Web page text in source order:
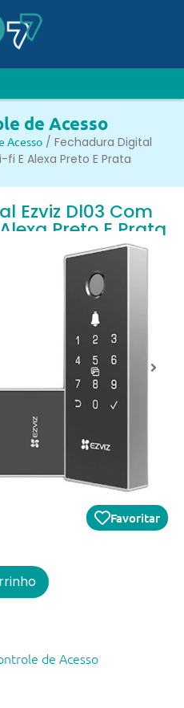
de Acesso
Acesso / Fechadura Digital
E Alexa Preto E Prata
Ezviz Dl03 Com
Preto E Prata
Favoritar
de Acesso